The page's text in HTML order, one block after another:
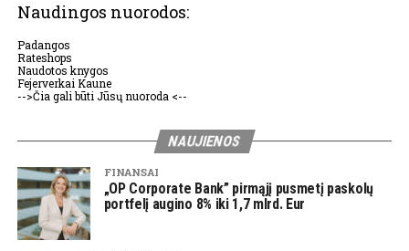
Naudingos nuorodos:
Padangos
Rateshops
Naudotos knygos
Fejerverkai Kaune
-->Čia gali būti Jūsų nuoroda <--
NAUJIENOS
FINANSAI
„OP Corporate Bank” pirmąjį pusmetį paskolų
portfelį augino 8% iki 1,7 mlrd. Eur